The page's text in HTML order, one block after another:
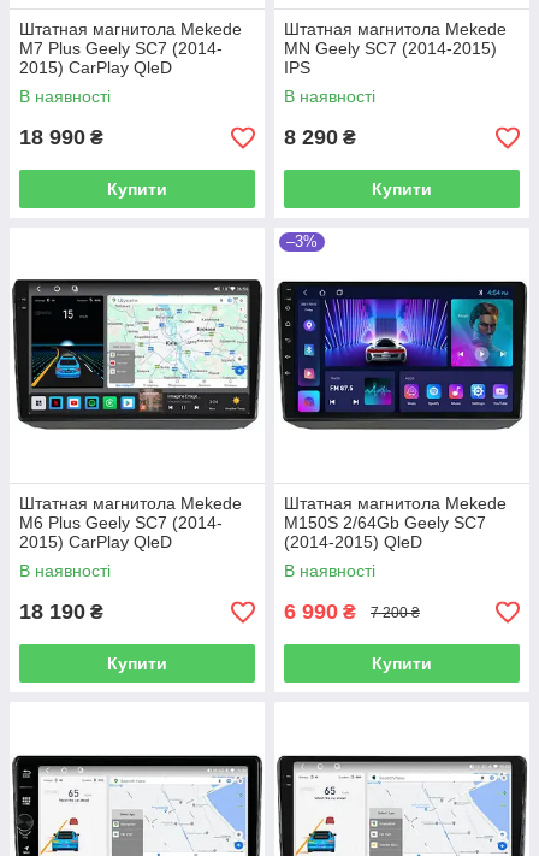
Штатная магнитола Mekede
M7 Plus Geely SC7 (2014-
2015) CarPlay QleD
В наявності
18 990 ₴
Купити
Штатная магнитола Mekede
MN Geely SC7 (2014-2015)
IPS
В наявності
8 290 ₴
Купити
Штатная магнитола Mekede
M6 Plus Geely SC7 (2014-
2015) CarPlay QleD
В наявності
18 190 ₴
Купити
–3%
Штатная магнитола Mekede
M150S 2/64Gb Geely SC7
(2014-2015) QleD
В наявності
6 990 ₴ 7 200 ₴
Купити